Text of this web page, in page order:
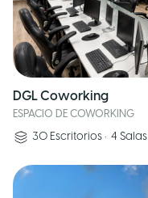
DGL Coworking
ESPACIO DE COWORKING
30 Escritorios • 4 Salas